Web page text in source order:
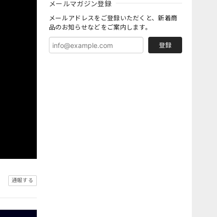
メールマガジン登録
メールアドレスをご登録いただくと、新着商
品のお知らせなどをご案内します。
登録
通報する